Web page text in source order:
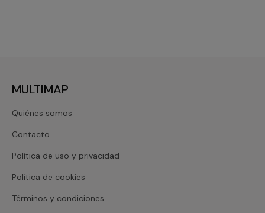
MULTIMAP
Quiénes somos
Contacto
Política de uso y privacidad
Política de cookies
Términos y condiciones